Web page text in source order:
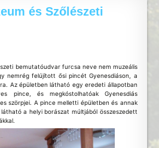
és Szőlészeti
bemutatóudvar furcsa neve nem muzeális
nemrég felújított ősi pincét Gyenesdiáson, a
Az épületben látható egy eredeti állapotban
pince, és megkóstolhatóak Gyenesdiás
szörpjei. A pince melletti épületben és annak
a helyi borászat múltjából összeszedett